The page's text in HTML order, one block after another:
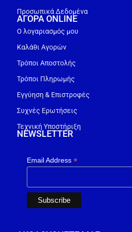
Προσωπικά Δεδομένα
ΑΓΟΡΑ ONLINE
Ο λογαριασμός μου
Καλάθι Αγορών
Τρόποι Αποστολής
Τρόποι Πληρωμής
Εγγύηση & Επιστροφές
Συχνές Ερωτήσεις
Τεχνική Υποστήριξη
NEWSLETTER
Email Address *